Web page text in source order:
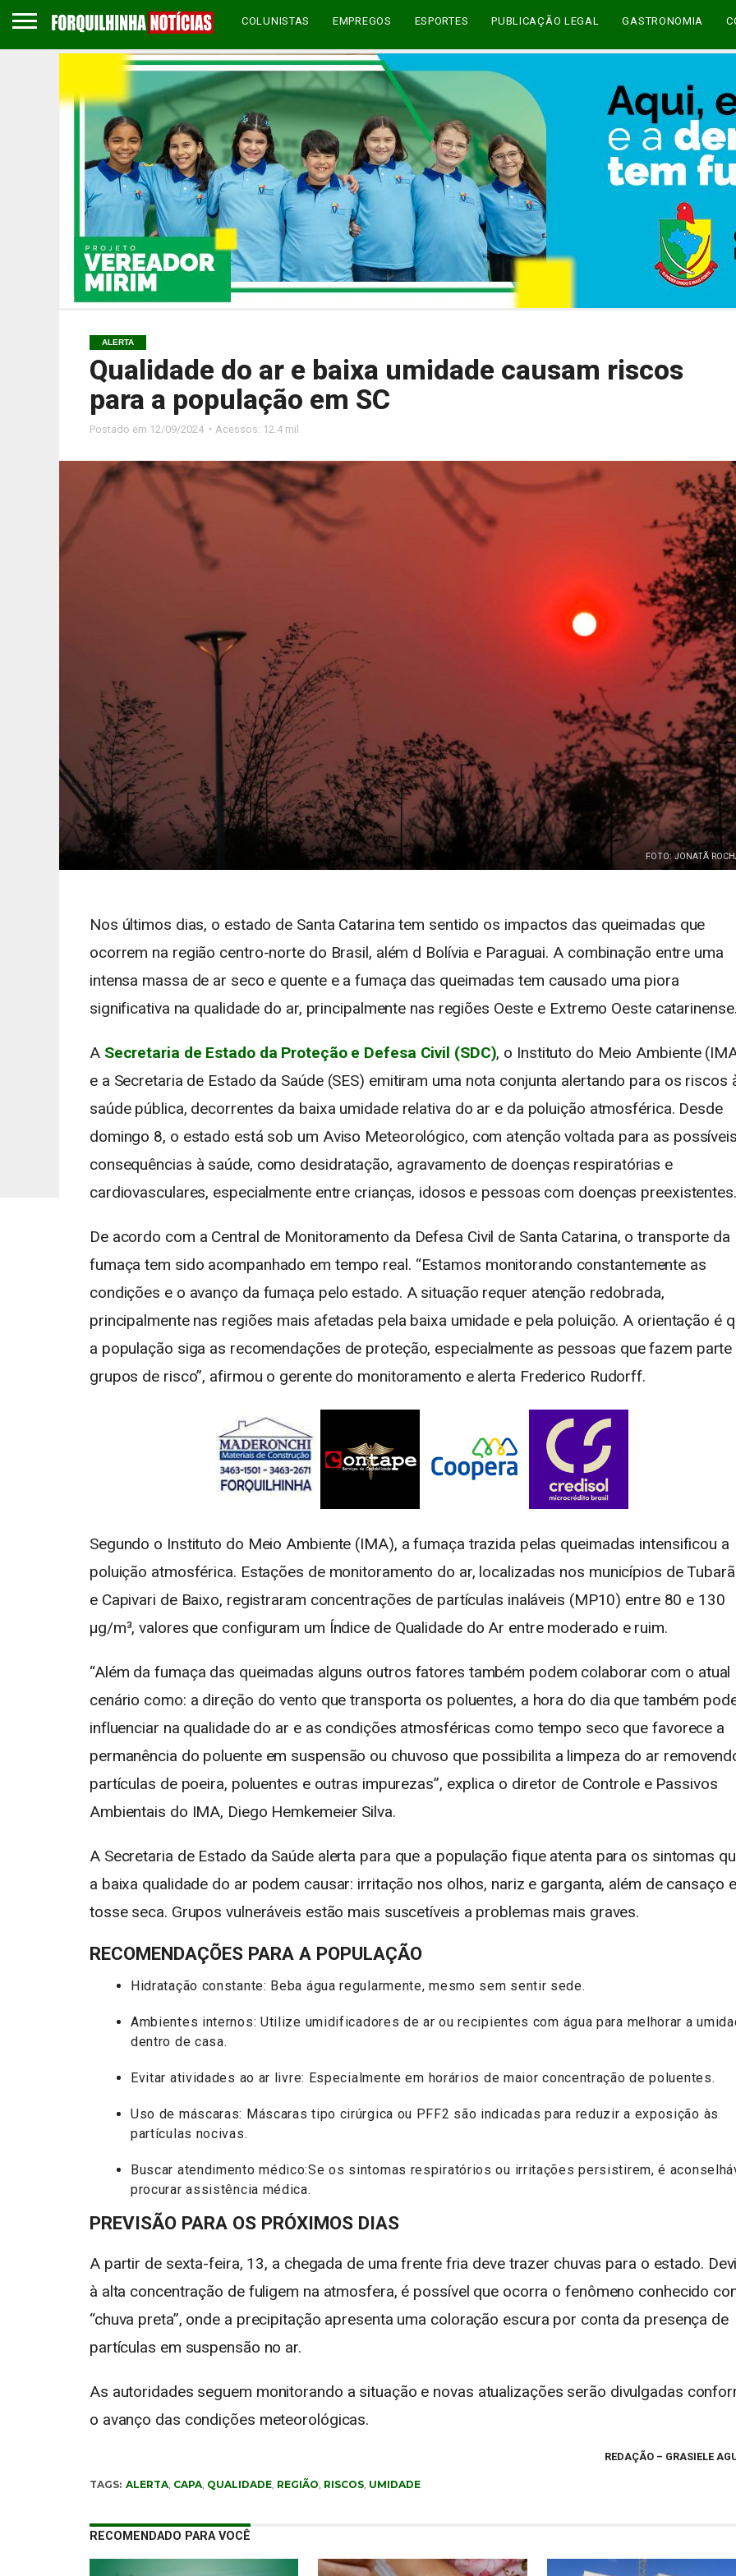
COLUNISTAS EMPREGOS ESPORTES PUBLICAÇÃO LEGAL GASTRONOMIA
ALERTA
Qualidade do ar e baixa umidade causam riscos
para a população em SC
Postado em 12/09/2024 ◔ Acessos: 12.4 mil
FOTO: JONATÃ
Nos últimos dias, o estado de Santa Catarina tem sentido os impactos das queimadas que
ocorrem na região centro-norte do Brasil, além d Bolívia e Paraguai. A combinação entre uma
intensa massa de ar seco e quente e a fumaça das queimadas tem causado uma piora
significativa na qualidade do ar, principalmente nas regiões Oeste e Extremo Oeste catarinense.
A Secretaria de Estado da Proteção e Defesa Civil (SDC), o Instituto do Meio Ambiente
e a Secretaria de Estado da Saúde (SES) emitiram uma nota conjunta alertando para os riscos
saúde pública, decorrentes da baixa umidade relativa do ar e da poluição atmosférica. Desde
domingo 8, o estado está sob um Aviso Meteorológico, com atenção voltada para as possíveis
consequências à saúde, como desidratação, agravamento de doenças respiratórias e
cardiovasculares, especialmente entre crianças, idosos e pessoas com doenças preexistentes.
De acordo com a Central de Monitoramento da Defesa Civil de Santa Catarina, o transporte da
fumaça tem sido acompanhado em tempo real. “Estamos monitorando constantemente as
condições e o avanço da fumaça pelo estado. A situação requer atenção redobrada,
principalmente nas regiões mais afetadas pela baixa umidade e pela poluição. A orientação é
a população siga as recomendações de proteção, especialmente as pessoas que fazem parte
grupos de risco”, afirmou o gerente do monitoramento e alerta Frederico Rudorff.
Segundo o Instituto do Meio Ambiente (IMA), a fumaça trazida pelas queimadas intensificou a
poluição atmosférica. Estações de monitoramento do ar, localizadas nos municípios de
e Capivari de Baixo, registraram concentrações de partículas inaláveis (MP10) entre 80 e 130
μg/m³, valores que configuram um Índice de Qualidade do Ar entre moderado e ruim.
“Além da fumaça das queimadas alguns outros fatores também podem colaborar com o atual
cenário como: a direção do vento que transporta os poluentes, a hora do dia que também
influenciar na qualidade do ar e as condições atmosféricas como tempo seco que favorece a
permanência do poluente em suspensão ou chuvoso que possibilita a limpeza do ar
partículas de poeira, poluentes e outras impurezas”, explica o diretor de Controle e Passivos
Ambientais do IMA, Diego Hemkemeier Silva.
A Secretaria de Estado da Saúde alerta para que a população fique atenta para os sintomas
a baixa qualidade do ar podem causar: irritação nos olhos, nariz e garganta, além de cansaço e
tosse seca. Grupos vulneráveis estão mais suscetíveis a problemas mais graves.
RECOMENDAÇÕES PARA A POPULAÇÃO
Hidratação constante: Beba água regularmente, mesmo sem sentir sede.
Ambientes internos: Utilize umidificadores de ar ou recipientes com água para melhorar a
dentro de casa.
Evitar atividades ao ar livre: Especialmente em horários de maior concentração de poluentes.
Uso de máscaras: Máscaras tipo cirúrgica ou PFF2 são indicadas para reduzir a exposição às
partículas nocivas.
Buscar atendimento médico:Se os sintomas respiratórios ou irritações persistirem, é
procurar assistência médica.
PREVISÃO PARA OS PRÓXIMOS DIAS
A partir de sexta-feira, 13, a chegada de uma frente fria deve trazer chuvas para o estado.
à alta concentração de fuligem na atmosfera, é possível que ocorra o fenômeno conhecido
“chuva preta”, onde a precipitação apresenta uma coloração escura por conta da presença de
partículas em suspensão no ar.
As autoridades seguem monitorando a situação e novas atualizações serão divulgadas
o avanço das condições meteorológicas.
REDAÇÃO – GRASIELE
TAGS: ALERTA, CAPA, QUALIDADE, REGIÃO RISCOS, UMIDADE
RECOMENDADO PARA VOCÊ